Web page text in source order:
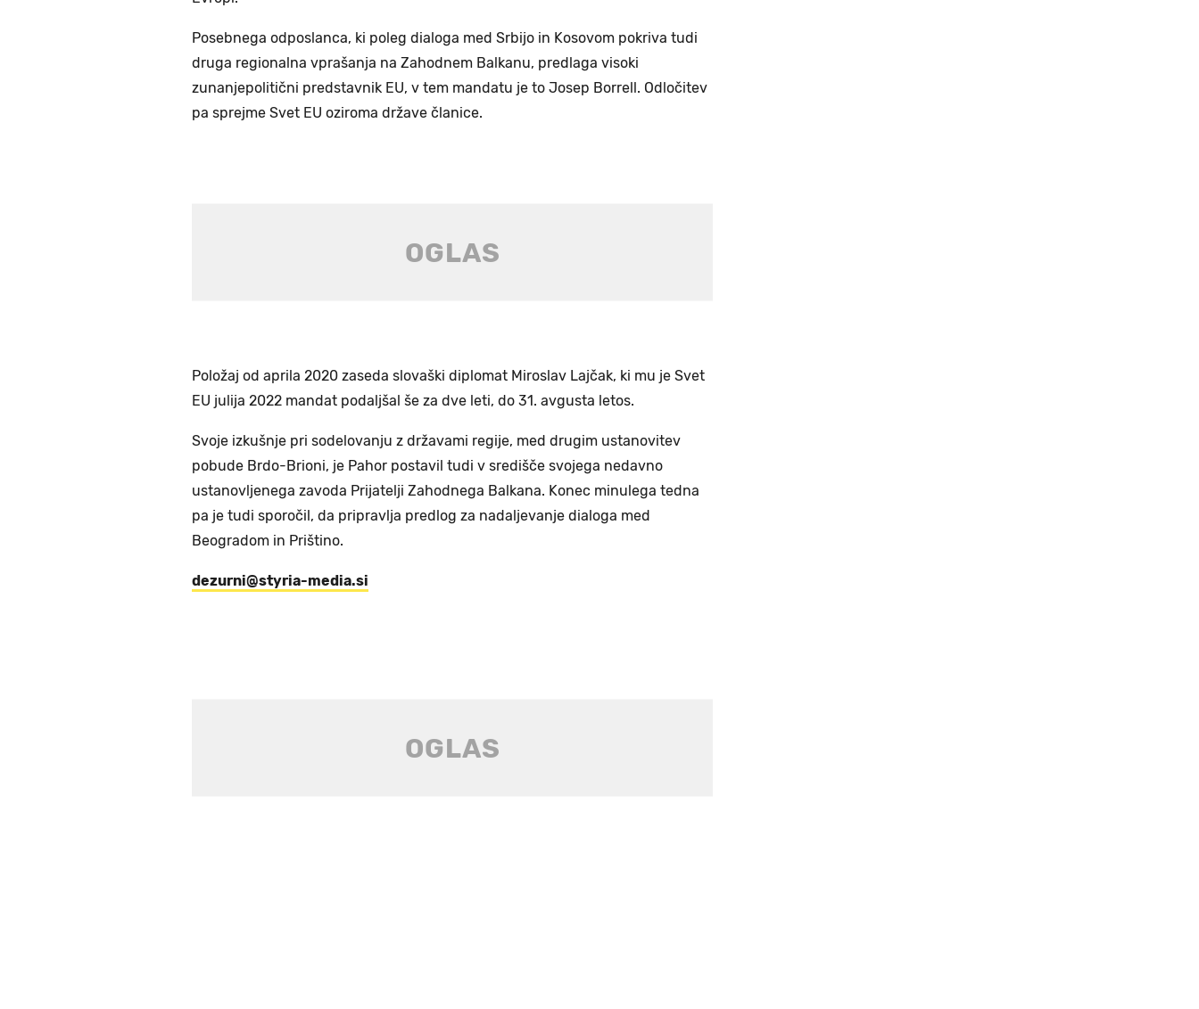
Posebnega odposlanca, ki poleg dialoga med Srbijo in Kosovom pokriva tudi
druga regionalna vprašanja na Zahodnem Balkanu, predlaga visoki
zunanjepolitični predstavnik EU, v tem mandatu je to Josep Borrell. Odločitev
pa sprejme Svet EU oziroma države članice.
Položaj od aprila 2020 zaseda slovaški diplomat Miroslav Lajčak, ki mu je Svet
EU julija 2022 mandat podaljšal še za dve leti, do 31. avgusta letos.
Svoje izkušnje pri sodelovanju z državami regije, med drugim ustanovitev
pobude Brdo-Brioni, je Pahor postavil tudi v središče svojega nedavno
ustanovljenega zavoda Prijatelji Zahodnega Balkana. Konec minulega tedna
pa je tudi sporočil, da pripravlja predlog za nadaljevanje dialoga med
Beogradom in Prištino.
dezurni@styria-media.si